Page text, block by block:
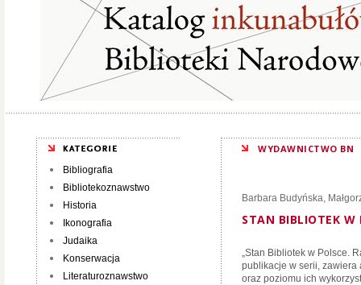
Bibliografia
Bibliotekoznawstwo
Historia
Ikonografia
Judaika
Konserwacja
Literaturoznawstwo
WYDAWNICTWO BN
Barbara Budyńska,
STAN BIBLIOTEK W
„Stan Bibliotek w Polsce.
publikacje w serii, zawiera
oraz poziomu ich